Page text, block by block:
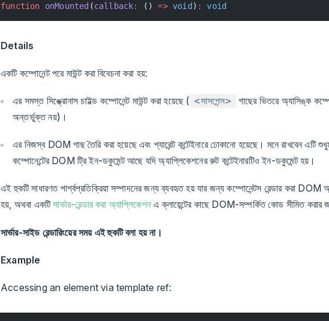
function onMounted (callback: () => void) : void
Details
একটি কম্পোনেন্ট পরে মাউন্ট করা বিবেচনা করা হয়:
এর সমস্ত সিঙ্ক্রোনাস চাইল্ড কম্পোনেন্ট মাউন্ট করা হয়েছে ( <সাসপেন্স>
গাছের ভিতরে অ্যাসিঙ্ক
অন্তর্ভুক্ত নয়)।
এর নিজস্ব DOM গাছ তৈরি করা হয়েছে এবং প্যারেন্ট কন্টেইনারে ঢোকানো হয়েছে। মনে রাখবেন এটি
কম্পোনেন্টের DOM ট্রি ইন-ডকুমেন্ট আছে যদি অ্যাপ্লিকেশনের রুট কন্টেইনারটিও ইন-ডকুমেন্ট হয়।
এই হুকটি সাধারণত পার্শ্বপ্রতিক্রিয়া সম্পাদনের জন্য ব্যবহৃত হয় যার জন্য কম্পোনেন্টস রেন্ডার করা DOM
হয়, অথবা একটিসার্ভার-রেন্ডার করা অ্যাপ্লিকেশন এ ক্লায়েন্টের কাছে DOM-সম্পর্কিত কোড সীমিত
সার্ভার-সাইড রেন্ডারিংয়ের সময় এই হুকটি বলা হয় না।
Example
Accessing an element via template ref: